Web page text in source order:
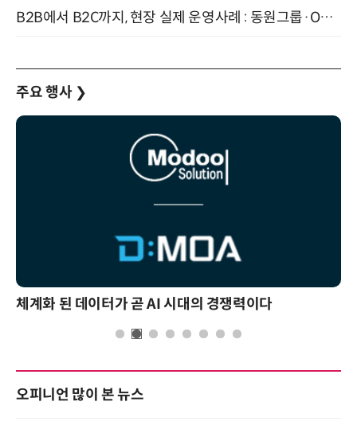
B2B에서 B2C까지, 현장 실제 운영사례 : 동원그룹·OCI·다이닝브랜즈그룹·당근 (8/27)
주요 행사 ❯
체계화 된 데이터가 곧 AI 시대의 경쟁력이다
오피니언 많이 본 뉴스